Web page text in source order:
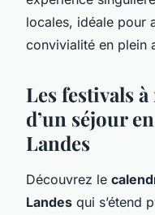
locales, idéale pour
convivialité en plein
Les festivals
d’un séjour
Landes
Découvrez le
Landes qui s’étend